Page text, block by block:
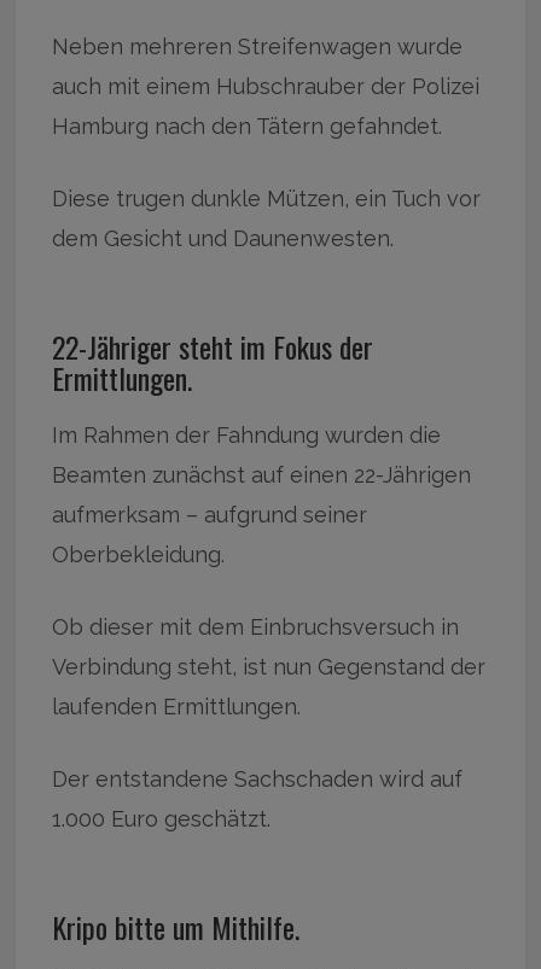
Neben mehreren Streifenwagen wurde
auch mit einem Hubschrauber der Polizei
Hamburg nach den Tätern gefahndet.
Diese trugen dunkle Mützen, ein Tuch vor
dem Gesicht und Daunenwesten.
22-Jähriger steht im Fokus der
Ermittlungen.
Im Rahmen der Fahndung wurden die
Beamten zunächst auf einen 22-Jährigen
aufmerksam – aufgrund seiner
Oberbekleidung.
Ob dieser mit dem Einbruchsversuch in
Verbindung steht, ist nun Gegenstand der
laufenden Ermittlungen.
Der entstandene Sachschaden wird auf
1.000 Euro geschätzt.
Kripo bitte um Mithilfe.